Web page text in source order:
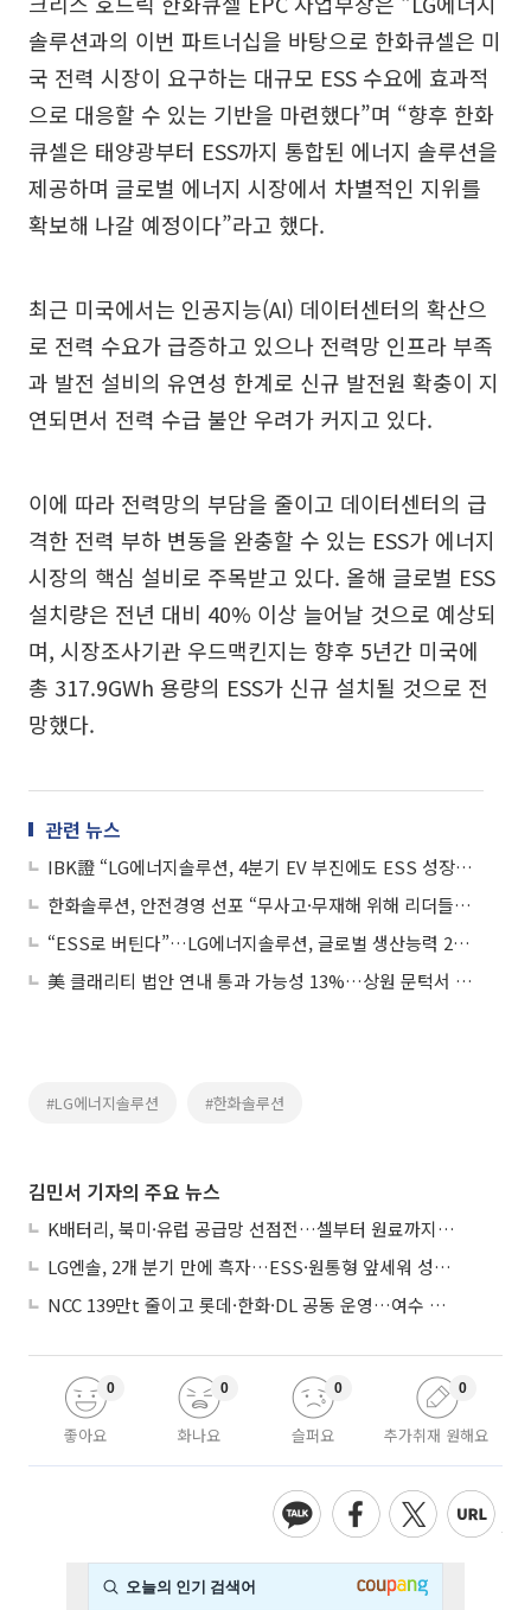
솔루션과의 이번 파트너십을 바탕으로 한화큐셀은 미
국 전력 시장이 요구하는 대규모 ESS 수요에 효과적
으로 대응할 수 있는 기반을 마련했다”며 “향후 한화
큐셀은 태양광부터 ESS까지 통합된 에너지 솔루션을
제공하며 글로벌 에너지 시장에서 차별적인 지위를
확보해 나갈 예정이다”라고 했다.
최근 미국에서는 인공지능(AI) 데이터센터의 확산으
로 전력 수요가 급증하고 있으나 전력망 인프라 부족
과 발전 설비의 유연성 한계로 신규 발전원 확충이 지
연되면서 전력 수급 불안 우려가 커지고 있다.
이에 따라 전력망의 부담을 줄이고 데이터센터의 급
격한 전력 부하 변동을 완충할 수 있는 ESS가 에너지
시장의 핵심 설비로 주목받고 있다. 올해 글로벌 ESS
설치량은 전년 대비 40% 이상 늘어날 것으로 예상되
며, 시장조사기관 우드맥킨지는 향후 5년간 미국에
총 317.9GWh 용량의 ESS가 신규 설치될 것으로 전
망했다.
관련 뉴스
IBK證 “LG에너지솔루션, 4분기 EV 부진에도 ESS 성장…목표주가 56만원 유지”
한화솔루션, 안전경영 선포 “무사고·무재해 위해 리더들이 앞장”
“ESS로 버틴다”…LG에너지솔루션, 글로벌 생산능력 2배 확대
美 클래리티 법안 연내 통과 가능성 13%…상원 문턱서 제동
#LG에너지솔루션 #한화솔루션
김민서 기자의 주요 뉴스
K배터리, 북미·유럽 공급망 선점전…셀부터 원료까지 현지화
LG엔솔, 2개 분기 만에 흑자…ESS·원통형 앞세워 성장 가속
NCC 139만t 줄이고 롯데·한화·DL 공동 운영…여수 1호 본궤도
좋아요
0
화나요
0
슬퍼요
0
추가취재 원해요
0